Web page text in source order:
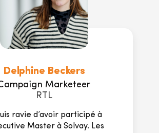
Delphine Beckers
Marketeer
RTL
ravie d’avoir participé à
Master à Solvay. Les